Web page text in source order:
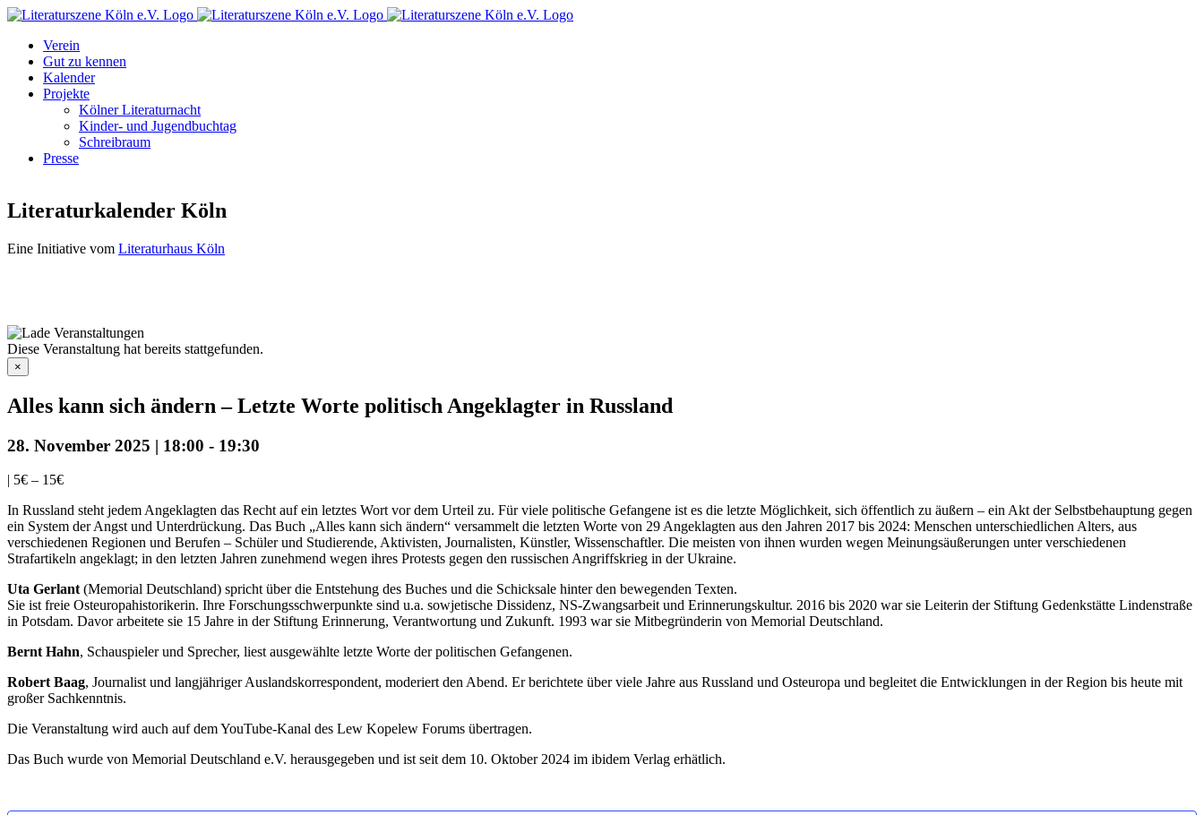
Zum
springen
Facebook
Instagram
E-
Verein
Gut zu kennen
Kalender
Projekte
Kölner Literaturnacht
Kinder- und Jugendbuchtag
Schreibraum
Presse
Literaturkalender Köln
Eine Initiative vom Literaturhaus Köln
Diese Veranstaltung hat bereits stattgefunden.
×
Alles kann sich ändern – Letzte Worte politisch Angeklagter in Russland
28. November 2025 | 18:00 - 19:30
| 5€ – 15€
In Russland steht jedem Angeklagten das Recht auf ein letztes Wort vor dem Urteil zu. Für viele politische Gefangene ist es die letzte Möglichkeit, sich öffentlich zu äußern – ein Akt der Selbstbehauptung gegen
ein System der Angst und Unterdrückung. Das Buch „Alles kann sich ändern“ versammelt die letzten Worte von 29 Angeklagten aus den Jahren 2017 bis 2024: Menschen unterschiedlichen Alters, aus
verschiedenen Regionen und Berufen – Schüler und Studierende, Aktivisten, Journalisten, Künstler, Wissenschaftler. Die meisten von ihnen wurden wegen Meinungsäußerungen unter verschiedenen
Strafartikeln angeklagt; in den letzten Jahren zunehmend wegen ihres Protests gegen den russischen Angriffskrieg in der Ukraine.
Uta Gerlant (Memorial Deutschland) spricht über die Entstehung des Buches und die Schicksale hinter den bewegenden Texten.
Sie ist freie Osteuropahistorikerin. Ihre Forschungsschwerpunkte sind u.a. sowjetische Dissidenz, NS-Zwangsarbeit und Erinnerungskultur. 2016 bis 2020 war sie Leiterin der Stiftung Gedenkstätte Lindenstraße
in Potsdam. Davor arbeitete sie 15 Jahre in der Stiftung Erinnerung, Verantwortung und Zukunft. 1993 war sie Mitbegründerin von Memorial Deutschland.
Bernt Hahn, Schauspieler und Sprecher, liest ausgewählte letzte Worte der politischen Gefangenen.
Robert Baag, Journalist und langjähriger Auslandskorrespondent, moderiert den Abend. Er berichtete über viele Jahre aus Russland und Osteuropa und begleitet die Entwicklungen in der Region bis heute mit
großer Sachkenntnis.
Die Veranstaltung wird auch auf dem YouTube-Kanal des Lew Kopelew Forums übertragen.
Das Buch wurde von Memorial Deutschland e.V. herausgegeben und ist seit dem 10. Oktober 2024 im ibidem Verlag erhätlich.